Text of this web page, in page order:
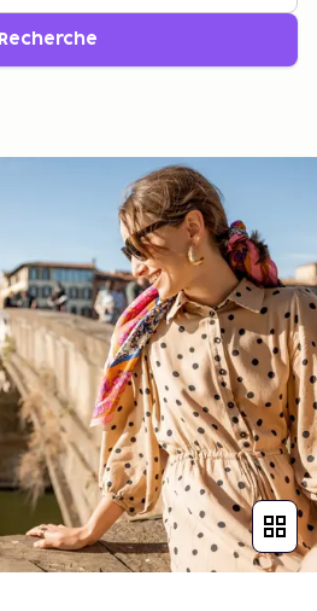
Recherche